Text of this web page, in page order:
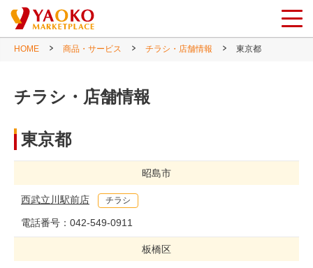
HOME 商品・サービス チラシ・店舗情報 東京都
チラシ・店舗情報
東京都
昭島市
西武立川駅前店 チラシ
電話番号： 042-549-0911
板橋区